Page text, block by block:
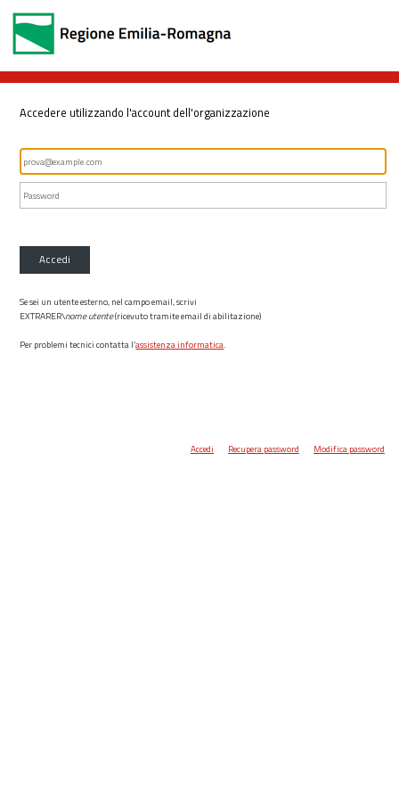
Accedere utilizzando l'account dell'organizzazione
Accedi
Se sei un utente esterno, nel campo email, scrivi
EXTRARER\nome utente(ricevuto tramite email di abilitazione)
Per problemi tecnici contatta l’assistenza informatica.
Accedi Recupera password Modifica password